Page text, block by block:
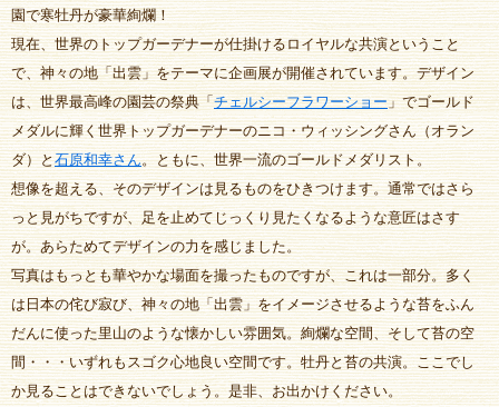
園で寒牡丹が豪華絢爛！
現在、世界のトップガーデナーが仕掛けるロイヤルな共演ということ
で、神々の地「出雲」をテーマに企画展が開催されています。デザイン
は、世界最高峰の園芸の祭典「チェルシーフラワーショー」でゴールド
メダルに輝く世界トップガーデナーのニコ・ウィッシングさん（オラン
ダ）と石原和幸さん。ともに、世界一流のゴールドメダリスト。
想像を超える、そのデザインは見るものをひきつけます。通常ではさら
っと見がちですが、足を止めてじっくり見たくなるような意匠はさす
が。あらためてデザインの力を感じました。
写真はもっとも華やかな場面を撮ったものですが、これは一部分。多く
は日本の侘び寂び、神々の地「出雲」をイメージさせるような苔をふん
だんに使った里山のような懐かしい雰囲気。絢爛な空間、そして苔の空
間・・・いずれもスゴク心地良い空間です。牡丹と苔の共演。ここでし
か見ることはできないでしょう。是非、お出かけください。